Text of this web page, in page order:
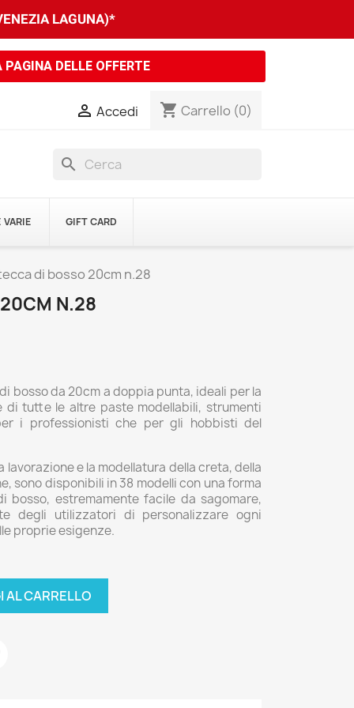
LAGUNA)*
DELLE OFFERTE
 Accedi shopping_cart Carrello (0)
search
GIFT CARD
di bosso 20cm n.28
N.28
bosso da 20cm a doppia punta, ideali per la
di tutte le altre paste modellabili, strumenti
i professionisti che per gli hobbisti del
e la modellatura della creta, della
sono disponibili in 38 modelli con una forma
bosso, estremamente facile da sagomare,
degli utilizzatori di personalizzare ogni
proprie esigenze.
AL CARRELLO